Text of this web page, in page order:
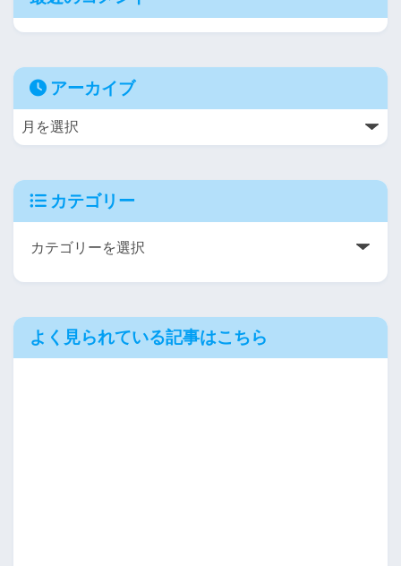
アーカイブ
カテゴリー
よく見られている記事はこちら